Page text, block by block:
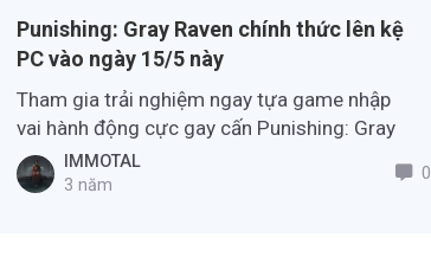
Punishing: Gray Raven chính thức lên kệ
PC vào ngày 15/5 này
Tham gia trải nghiệm ngay tựa game nhập
vai hành động cực gay cấn Punishing: Gray
Raven trên PC vào ngày 15/05/2023
IMMOTAL
3 năm
0